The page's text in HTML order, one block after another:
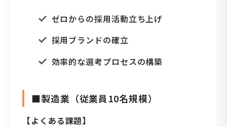
ゼロからの採用活動立ち上げ
採用ブランドの確立
効率的な選考プロセスの構築
■製造業（従業員10名規模）
【よくある課題】